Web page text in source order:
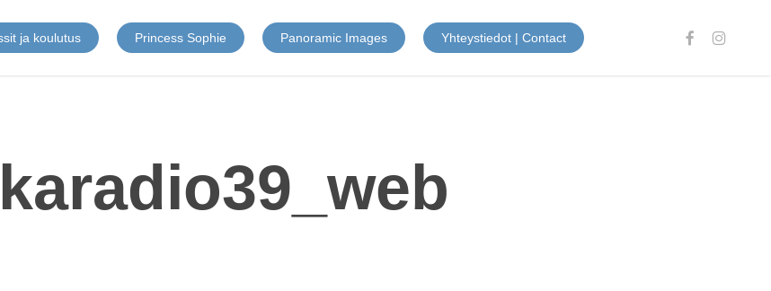
ja koulutus Princess Sophie Panoramic Images Yhteystiedot | Contact facebookinstagram